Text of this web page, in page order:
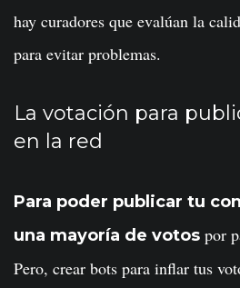
hay curadores que evalúan la
para evitar problemas.
La votación para
en la red
Para poder publicar tu
una mayoría de votos por
Pero, crear bots para inflar tus